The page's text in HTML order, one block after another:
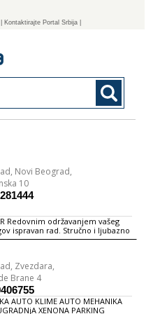
| Kontaktirajte Portal Srbija |
Novi Beograd,
10
Redovnim održavanjem vašeg
ispravan rad. Stručno i ljubazno
cene, garancija na rad.
Poverite svog
Zvezdara,
Brane 4
AUTO KLIME AUTO MEHANIKA
XENONA PARKING